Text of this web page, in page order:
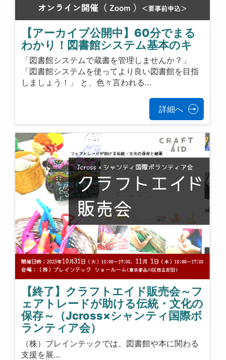
【アーカイブ公開中】60分でまる
わかり！図書館システム基本のキ
「図書館システムで蔵書を管理しませんか？」
「図書館システムを使ってより良い図書館を目指
しましょう！」 と、色々言われる…
詳細へ
【終了】クラフトエイド販売会～フ
ェアトレードが助ける伝統・文化の
保存～（Jcross×シャンティ国際ボ
ランティア会）
（株）ブレインテックでは、図書館や本に関わる
支援を展…